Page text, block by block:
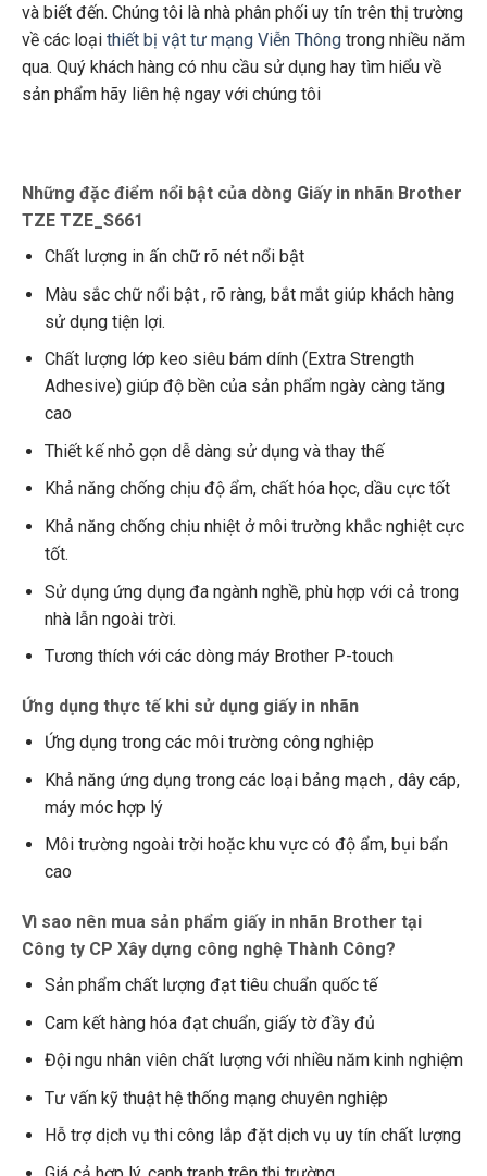
và biết đến. Chúng tôi là nhà phân phối uy tín trên thị trường
về các loại thiết bị vật tư mạng Viễn Thông trong nhiều năm
qua. Quý khách hàng có nhu cầu sử dụng hay tìm hiểu về
sản phẩm hãy liên hệ ngay với chúng tôi
Những đặc điểm nổi bật của dòng Giấy in nhãn Brother
TZE TZE_S661
Chất lượng in ấn chữ rõ nét nổi bật
Màu sắc chữ nổi bật , rõ ràng, bắt mắt giúp khách hàng
sử dụng tiện lợi.
Chất lượng lớp keo siêu bám dính (Extra Strength
Adhesive) giúp độ bền của sản phẩm ngày càng tăng
cao
Thiết kế nhỏ gọn dễ dàng sử dụng và thay thế
Khả năng chống chịu độ ẩm, chất hóa học, dầu cực tốt
Khả năng chống chịu nhiệt ở môi trường khắc nghiệt cực
tốt.
Sử dụng ứng dụng đa ngành nghề, phù hợp với cả trong
nhà lẫn ngoài trời.
Tương thích với các dòng máy Brother P-touch
Ứng dụng thực tế khi sử dụng giấy in nhãn
Ứng dụng trong các môi trường công nghiệp
Khả năng ứng dụng trong các loại bảng mạch , dây cáp,
máy móc hợp lý
Môi trường ngoài trời hoặc khu vực có độ ẩm, bụi bẩn
cao
Vì sao nên mua sản phẩm giấy in nhãn Brother tại
Công ty CP Xây dựng công nghệ Thành Công?
Sản phẩm chất lượng đạt tiêu chuẩn quốc tế
Cam kết hàng hóa đạt chuẩn, giấy tờ đầy đủ
Đội ngu nhân viên chất lượng với nhiều năm kinh nghiệm
Tư vấn kỹ thuật hệ thống mạng chuyên nghiệp
Hỗ trợ dịch vụ thi công lắp đặt dịch vụ uy tín chất lượng